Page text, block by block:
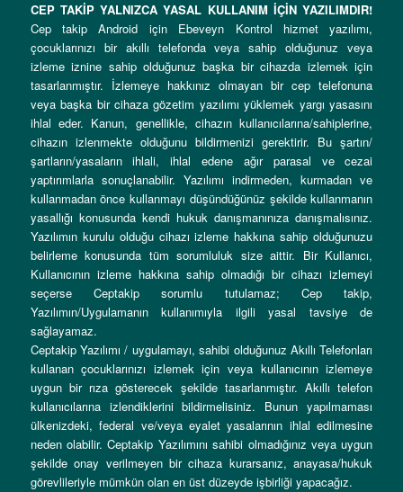
CEP TAKİP YALNIZCA YASAL KULLANIM İÇİN YAZILIMDIR!
Cep takip Android için Ebeveyn Kontrol hizmet yazılımı,
çocuklarınızı bir akıllı telefonda veya sahip olduğunuz veya
izleme iznine sahip olduğunuz başka bir cihazda izlemek için
tasarlanmıştır. İzlemeye hakkınız olmayan bir cep telefonuna
veya başka bir cihaza gözetim yazılımı yüklemek yargı yasasını
ihlal eder. Kanun, genellikle, cihazın kullanıcılarına/sahiplerine,
cihazın izlenmekte olduğunu bildirmenizi gerektirir. Bu şartın/
şartların/yasaların ihlali, ihlal edene ağır parasal ve cezai
yaptırımlarla sonuçlanabilir. Yazılımı indirmeden, kurmadan ve
kullanmadan önce kullanmayı düşündüğünüz şekilde kullanmanın
yasallığı konusunda kendi hukuk danışmanınıza danışmalısınız.
Yazılımın kurulu olduğu cihazı izleme hakkına sahip olduğunuzu
belirleme konusunda tüm sorumluluk size aittir. Bir Kullanıcı,
Kullanıcının izleme hakkına sahip olmadığı bir cihazı izlemeyi
seçerse Ceptakip sorumlu tutulamaz; Cep takip,
Yazılımın/Uygulamanın kullanımıyla ilgili yasal tavsiye de
sağlayamaz.
Ceptakip Yazılımı / uygulamayı, sahibi olduğunuz Akıllı Telefonları
kullanan çocuklarınızı izlemek için veya kullanıcının izlemeye
uygun bir rıza gösterecek şekilde tasarlanmıştır. Akıllı telefon
kullanıcılarına izlendiklerini bildirmelisiniz. Bunun yapılmaması
ülkenizdeki, federal ve/veya eyalet yasalarının ihlal edilmesine
neden olabilir. Ceptakip Yazılımını sahibi olmadığınız veya uygun
şekilde onay verilmeyen bir cihaza kurarsanız, anayasa/hukuk
görevlileriyle mümkün olan en üst düzeyde işbirliği yapacağız.